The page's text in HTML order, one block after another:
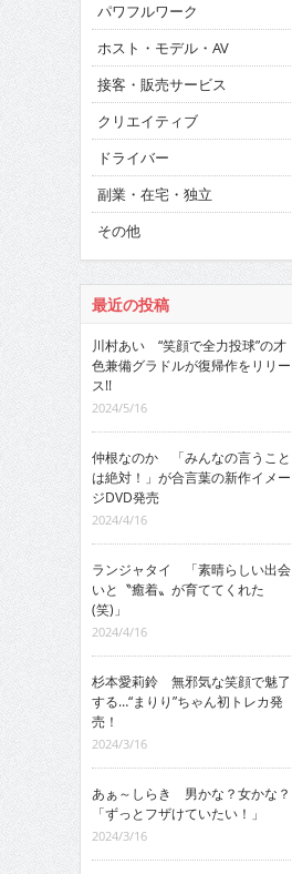
パワフルワーク
ホスト・モデル・AV
接客・販売サービス
クリエイティブ
ドライバー
副業・在宅・独立
その他
最近の投稿
川村あい “笑顔で全力投球”の才
色兼備グラドルが復帰作をリリー
ス!!
2024/5/16
仲根なのか 「みんなの言うこと
は絶対！」が合言葉の新作イメー
ジDVD発売
2024/4/16
ランジャタイ 「素晴らしい出会
いと〝癒着〟が育ててくれた
(笑)」
2024/4/16
杉本愛莉鈴 無邪気な笑顔で魅了
する…“まりり”ちゃん初トレカ発
売！
2024/3/16
あぁ～しらき 男かな？女かな？
「ずっとフザけていたい！」
2024/3/16